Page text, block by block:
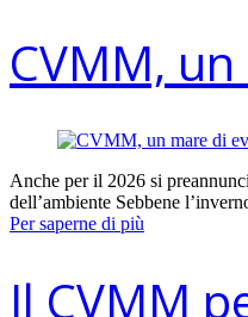
CVMM,
Anche per il 2026 si
dell’ambiente Sebbene
Per saperne di più
Il CVMM